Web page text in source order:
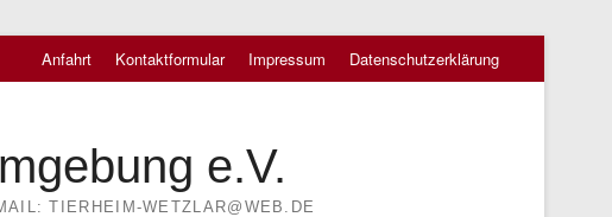
Anfahrt Kontaktformular Impressum Datenschutzerklärung
e.V.
TIERHEIM-WETZLAR@WEB.DE